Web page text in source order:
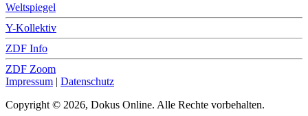
Weltspiegel
Y-Kollektiv
ZDF Info
ZDF Zoom
Impressum | Datenschutz
Copyright © 2026, Dokus Online. Alle Rechte vorbehalten.